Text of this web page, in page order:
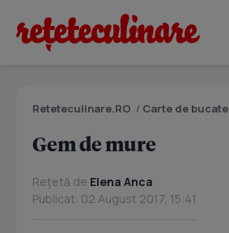
Reteteculinare.RO / Carte de bucate
Gem de mure
Rețetă de Elena Anca
Publicat: 02 August 2017, 15:41